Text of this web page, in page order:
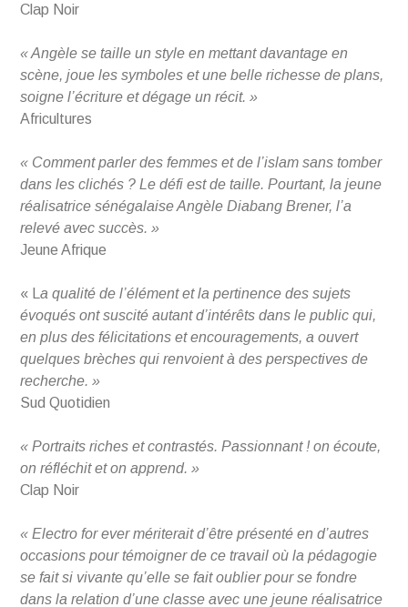
Clap Noir
« Angèle se taille un style en mettant davantage en
scène, joue les symboles et une belle richesse de plans,
soigne l’écriture et dégage un récit. »
Africultures
« Comment parler des femmes et de l’islam sans tomber
dans les clichés ? Le défi est de taille. Pourtant, la jeune
réalisatrice sénégalaise Angèle Diabang Brener, l’a
relevé avec succès. »
Jeune Afrique
« La qualité de l’élément et la pertinence des sujets
évoqués ont suscité autant d’intérêts dans le public qui,
en plus des félicitations et encouragements, a ouvert
quelques brèches qui renvoient à des perspectives de
recherche. »
Sud Quotidien
« Portraits riches et contrastés. Passionnant ! on écoute,
on réfléchit et on apprend. »
Clap Noir
« Electro for ever mériterait d’être présenté en d’autres
occasions pour témoigner de ce travail où la pédagogie
se fait si vivante qu’elle se fait oublier pour se fondre
dans la relation d’une classe avec une jeune réalisatrice